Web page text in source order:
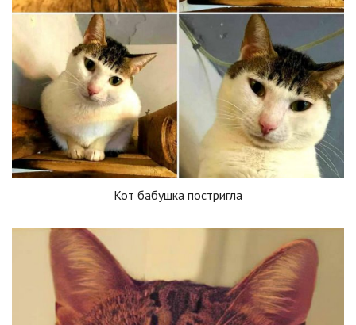
Кот бабушка постригла